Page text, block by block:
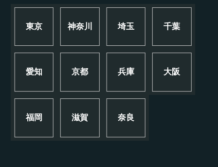
東京 神奈川 埼玉 千葉
愛知 京都 兵庫 大阪
福岡 滋賀 奈良